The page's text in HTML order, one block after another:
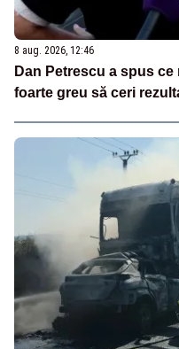
8 aug. 2026, 12:46
Dan Petrescu a spus ce
foarte greu să ceri